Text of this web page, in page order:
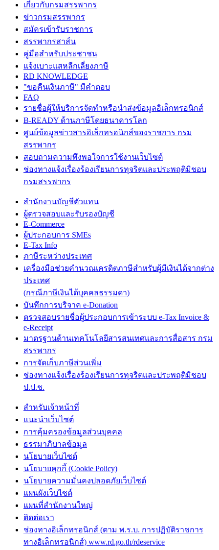
เกี่ยวกับกรมสรรพากร
ข่าวกรมสรรพากร
สมัครเข้ารับราชการ
สรรพากรสาส์น
คู่มือสำหรับประชาชน
แจ้งเบาะแสหลีกเลี่ยงภาษี
RD KNOWLEDGE
"ขอคืนเงินภาษี" มีคำตอบ
FAQ
รายชื่อผู้ให้บริการจัดทำหรือนำส่งข้อมูลอิเล็กทรอนิกส์
B-READY ด้านภาษีโดยธนาคารโลก
ศูนย์ข้อมูลข่าวสารอิเล็กทรอนิกส์ของราชการ กรม
สรรพากร
สอบถามความพึงพอใจการใช้งานเว็บไซต์
ช่องทางแจ้งเรื่องร้องเรียนการทุจริตและประพฤติมิชอบ
กรมสรรพากร
สำนักงานบัญชีตัวแทน
ผู้ตรวจสอบและรับรองบัญชี
E-Commerce
ผู้ประกอบการ SMEs
E-Tax Info
ภาษีระหว่างประเทศ
เครื่องมือช่วยคำนวณเครดิตภาษีสำหรับผู้มีเงินได้จากต่าง
ประเทศ
(กรณีภาษีเงินได้บุคคลธรรมดา)
บันทึกการบริจาค e-Donation
ตรวจสอบรายชื่อผู้ประกอบการเข้าระบบ e-Tax Invoice &
e-Receipt
มาตรฐานด้านเทคโนโลยีสารสนเทศและการสื่อสาร กรม
สรรพากร
การจัดเก็บภาษีส่วนเพิ่ม
ช่องทางแจ้งเรื่องร้องเรียนการทุจริตและประพฤติมิชอบ
ป.ป.ช.
สำหรับเจ้าหน้าที่
แนะนำเว็บไซต์
การคุ้มครองข้อมูลส่วนบุคคล
ธรรมาภิบาลข้อมูล
นโยบายเว็บไซต์
นโยบายคุกกี้ (Cookie Policy)
นโยบายความมั่นคงปลอดภัยเว็บไซต์
แผนผังเว็บไซต์
แผนที่สำนักงานใหญ่
ติดต่อเรา
ช่องทางอิเล็กทรอนิกส์ (ตาม พ.ร.บ. การปฏิบัติราชการ
ทางอิเล็กทรอนิกส์) www.rd.go.th/rdeservice